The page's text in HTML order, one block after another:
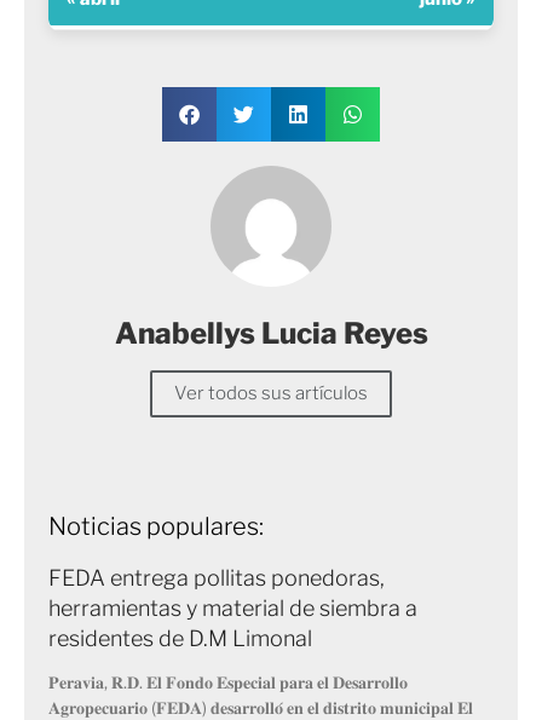
Anabellys Lucia Reyes
Ver todos sus artículos
Noticias populares:
FEDA entrega pollitas ponedoras,
herramientas y material de siembra a
residentes de D.M Limonal
𝐏𝐞𝐫𝐚𝐯𝐢𝐚, 𝐑.𝐃. 𝐄𝐥 𝐅𝐨𝐧𝐝𝐨 𝐄𝐬𝐩𝐞𝐜𝐢𝐚𝐥 𝐩𝐚𝐫𝐚 𝐞𝐥 𝐃𝐞𝐬𝐚𝐫𝐫𝐨𝐥𝐥𝐨
𝐀𝐠𝐫𝐨𝐩𝐞𝐜𝐮𝐚𝐫𝐢𝐨 (𝐅𝐄𝐃𝐀) 𝐝𝐞𝐬𝐚𝐫𝐫𝐨𝐥𝐥𝐨́ 𝐞𝐧 𝐞𝐥 𝐝𝐢𝐬𝐭𝐫𝐢𝐭𝐨 𝐦𝐮𝐧𝐢𝐜𝐢𝐩𝐚𝐥 𝐄𝐥